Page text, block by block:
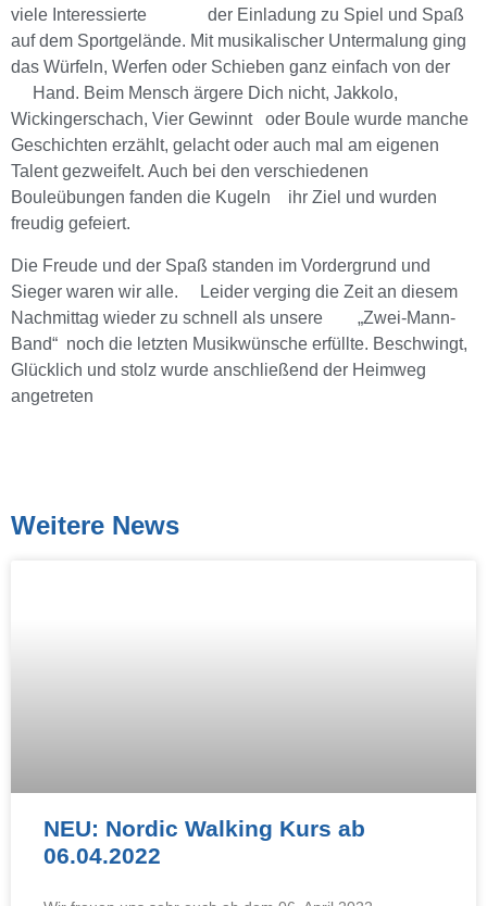
viele Interessierte der Einladung zu Spiel und Spaß
auf dem Sportgelände. Mit musikalischer Untermalung ging
das Würfeln, Werfen oder Schieben ganz einfach von der
Hand. Beim Mensch ärgere Dich nicht, Jakkolo,
Wickingerschach, Vier Gewinnt oder Boule wurde manche
Geschichten erzählt, gelacht oder auch mal am eigenen
Talent gezweifelt. Auch bei den verschiedenen
Bouleübungen fanden die Kugeln ihr Ziel und wurden
freudig gefeiert.
Die Freude und der Spaß standen im Vordergrund und
Sieger waren wir alle. Leider verging die Zeit an diesem
Nachmittag wieder zu schnell als unsere „Zwei-Mann-
Band“ noch die letzten Musikwünsche erfüllte. Beschwingt,
Glücklich und stolz wurde anschließend der Heimweg
angetreten
Weitere News
NEU: Nordic Walking Kurs ab
06.04.2022